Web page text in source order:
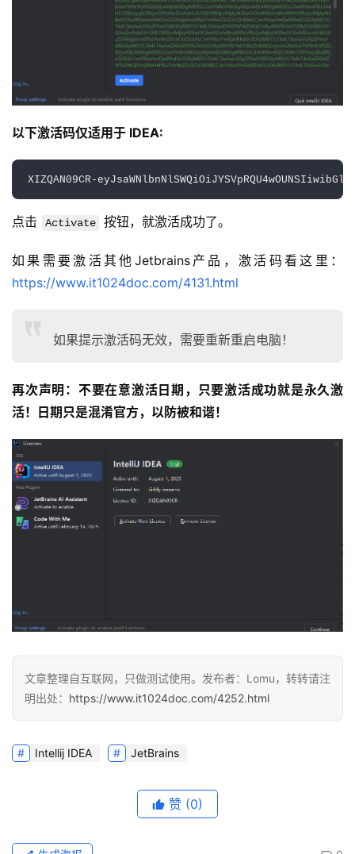
以下激活码仅适用于 IDEA:
XIZQAN09CR-
点击 Activate 按钮，就激活成功了。
如果需要激活其他Jetbrains产品，激活码看这里：
https://www.it1024doc.com/4131.html
如果提示激活码无效，需要重新重启电脑！
再次声明：不要在意激活日期，只要激活成功就是永久激
活！日期只是混淆官方，以防被和谐！
文章整理自互联网，只做测试使用。发布者：Lomu，转转请注
明出处： https://www.it1024doc.com/4252.html
Intellij IDEA JetBrains
赞 (0)